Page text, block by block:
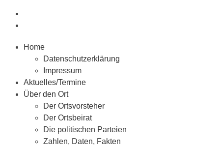
Home
Datenschutzerklärung
Impressum
Aktuelles/Termine
Über den Ort
Der Ortsvorsteher
Der Ortsbeirat
Die politischen Parteien
Zahlen, Daten, Fakten